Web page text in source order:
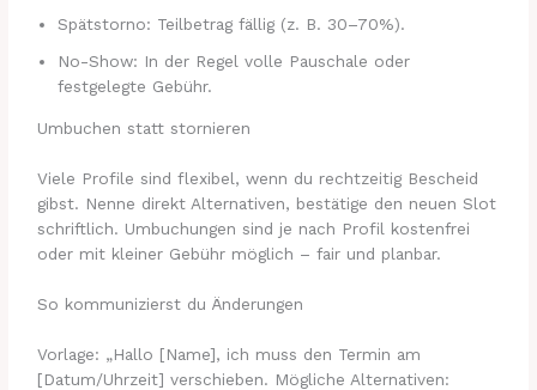
Spätstorno: Teilbetrag fällig (z. B. 30–70%).
No-Show: In der Regel volle Pauschale oder
festgelegte Gebühr.
Umbuchen statt stornieren
Viele Profile sind flexibel, wenn du rechtzeitig Bescheid
gibst. Nenne direkt Alternativen, bestätige den neuen Slot
schriftlich. Umbuchungen sind je nach Profil kostenfrei
oder mit kleiner Gebühr möglich – fair und planbar.
So kommunizierst du Änderungen
Vorlage: „Hallo [Name], ich muss den Termin am
[Datum/Uhrzeit] verschieben. Mögliche Alternativen: